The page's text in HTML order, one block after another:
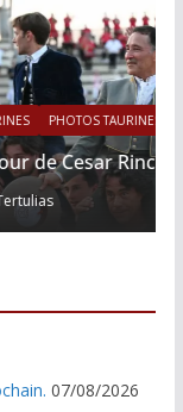
en photos
07/08/2026